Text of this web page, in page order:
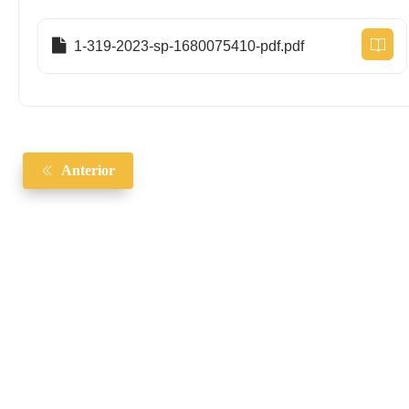
1-319-2023-sp-1680075410-pdf.pdf
Anterior